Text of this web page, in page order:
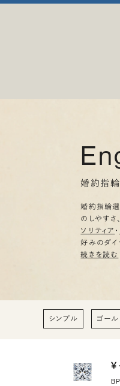
婚約指輪
婚約指輪選
のしやすさ
ソリティア ・
好みのダイ
続きを読む
シンプル ゴール
¥